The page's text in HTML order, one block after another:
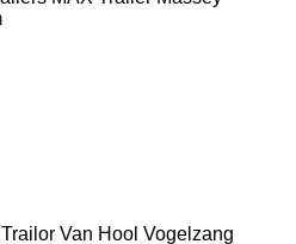
Trailor Van Hool Vogelzang